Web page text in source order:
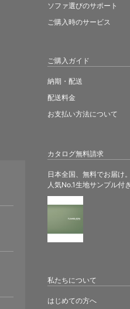
カタログ無料請求
日本全国、無料でお届け。
人気No.1生地サンプル付き
ソファ選びのサポート
ご購入時のサービス
ご購入ガイド
納期・配送
配送料金
お支払い方法について
私たちについて
はじめての方へ